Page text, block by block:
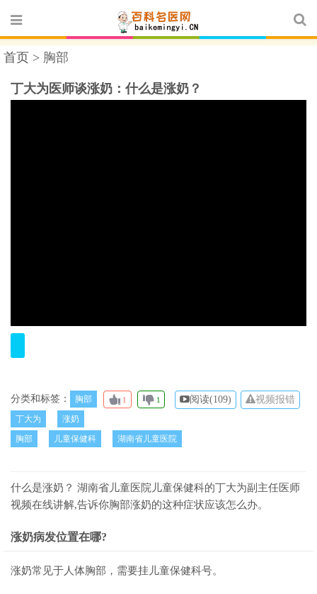
首页 > 胸部
丁大为医师谈涨奶：什么是涨奶？
1 1 阅读(109) 视频报错
分类和标签：
胸部
丁大为
涨奶
胸部
儿童保健科 湖南省儿童医院
什么是涨奶？ 湖南省儿童医院儿童保健科的丁大为副主任医师
视频在线讲解,告诉你胸部涨奶的这种症状应该怎么办。
涨奶病发位置在哪?
涨奶常见于人体胸部，需要挂儿童保健科号。